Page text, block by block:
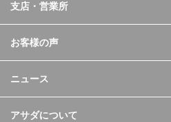
支店・営業所
お客様の声
ニュース
アサダについて